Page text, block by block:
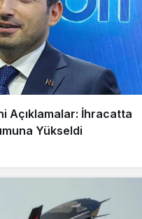
Açıklamalar: İhracatta
Yükseldi